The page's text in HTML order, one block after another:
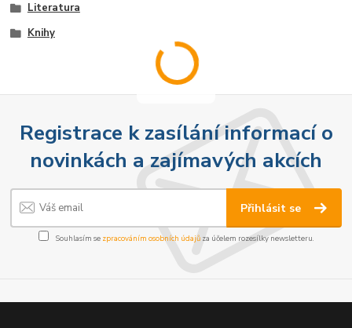
Literatura
Knihy
Registrace k zasílání informací o
novinkách a zajímavých akcích
Přihlásit se
Souhlasím se zpracováním osobních údajůza účelem rozesílky newsletteru.